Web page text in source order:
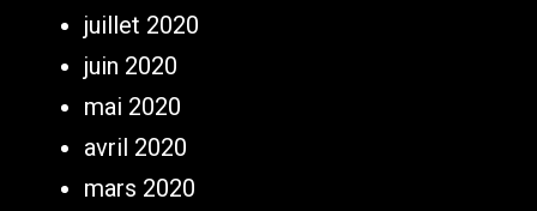
juillet 2020
juin 2020
mai 2020
avril 2020
mars 2020